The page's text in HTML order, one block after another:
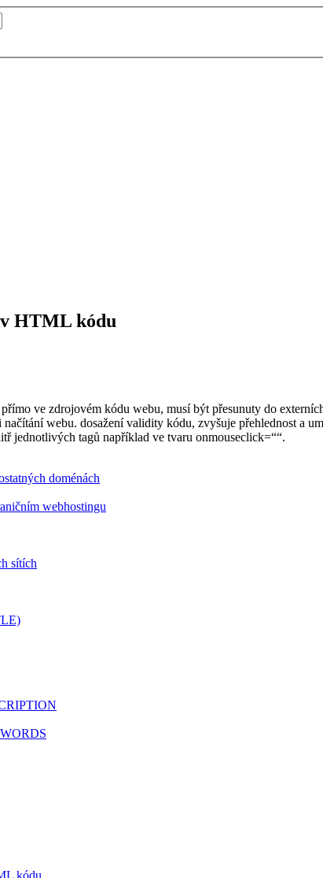
HTML kódu
ve zdrojovém kódu webu, musí být přesunuty do
webu. dosažení validity kódu, zvyšuje přehlednost a
jednotlivých tagů například ve tvaru onmouseclick=““.
doménách
webhostingu
sítích